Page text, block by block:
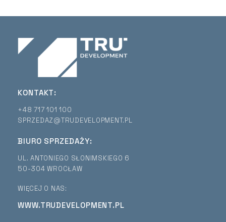
KONTAKT:
+48 717 101 100
SPRZEDAZ@TRUDEVELOPMENT.PL
BIURO SPRZEDAŻY:
UL. ANTONIEGO SŁONIMSKIEGO 6
50-304 WROCŁAW
WIĘCEJ O NAS:
WWW.TRUDEVELOPMENT.PL